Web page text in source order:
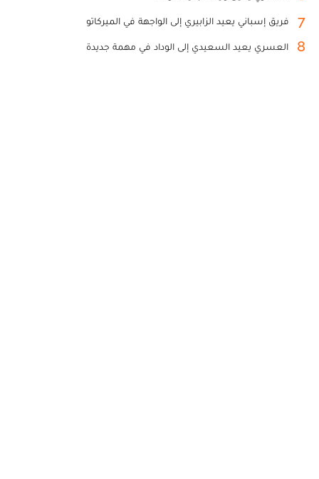
7 فريق إسباني يعيد الزابيري إلى الواجهة في الميركاتو
8 العسري يعيد السعيدي إلى الوداد في مهمة جديدة